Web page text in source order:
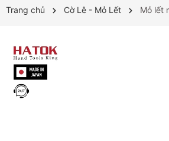
Trang chủ Cờ Lê - Mỏ Lết Mỏ lết